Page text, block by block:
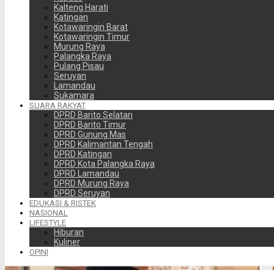
Kalteng Harati
Katingan
Kotawaringin Barat
Kotawaringin Timur
Murung Raya
Palangka Raya
Pulang Pisau
Seruyan
Lamandau
Sukamara
SUARA RAKYAT
DPRD Barito Selatan
DPRD Barito Timur
DPRD Gunung Mas
DPRD Kalimantan Tengah
DPRD Katingan
DPRD Kota Palangka Raya
DPRD Lamandau
DPRD Murung Raya
DPRD Seruyan
EDUKASI & RISTEK
NASIONAL
LIFESTYLE
Hiburan
Kuliner
OPINI